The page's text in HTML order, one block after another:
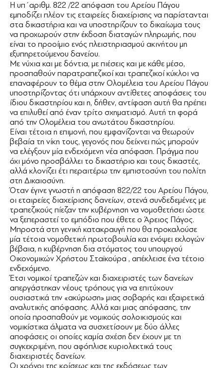
Η υπ΄αριθμ. 822 /22 απόφαση του Αρείου Πάγου
εμποδίζει πλέον τις εταιρείες διαχείρισης να παρίστανται
στα δικαστήρια και να υποστηρίζουν το δικαίωμα τους
να προχωρούν στην έκδοση διαταγών πληρωμής, που
είναι το προοίμιο ενός πλειστηριασμού ακινήτου μη
εξυπηρετούμενου δανείου.
Με νύχια και με δόντια, με πιέσεις και με κάθε μέσο,
προσπαθούν παρατραπεζικοί και τραπεζικοί κύκλοι να
επαναφέρουν το θέμα στην Ολομέλεια του Αρείου Πάγου
υποστηρίζοντας ότι υπάρχουν αντίθετες αποφάσεις του
ίδιου δικαστηρίου και η, δήθεν, αντίφαση αυτή θα πρέπει
να επιλυθεί από έναν τρίτο σχηματισμό. Αυτή τη φορά
από την Ολομέλεια του ανωτάτου δικαστηρίου.
Είναι τέτοια η επιμονή, που εμφανίζονται να θεωρούν
βεβαία τη νίκη τους, γεγονός που δείχνει πώς μπορούν
να ελέγξουν μία ενδεχόμενη νέα απόφαση. Πράγμα που
όχι μόνο προσβάλλει το δικαστήριο και τους δικαστές,
αλλά κλονίζει έτι περαιτέρω την εμπιστοσύνη του πολίτη
στη Δικαιοσύνη.
Όταν έγινε γνωστή η απόφαση 822/22 του Αρείου Πάγου,
οι εταιρείες διαχείρισης δανείων, στενά συνδεδεμένες με
τραπεζικούς πίεζαν την κυβέρνηση να νομοθετήσει ώστε
να ξεπεραστεί το εμπόδιο που έθετε ο Άρειος Πάγος.
Μπροστά στη γενική κατακραυγή που θα προκαλούσε
μία τέτοια νομοθετική πρωτοβουλία και ενόψει εκλογών
βέβαια, η κυβέρνηση δια στόματος του υπουργού
Οικονομικών Χρήστου Σταϊκούρα , απέκλεισε ένα τέτοιο
ενδεχόμενο.
Έτσι νομικοί τραπεζών και διαχειριστές των δανείων
απεργάστηκαν νέους τρόπους για να επιτύχουν
ουσιαστικά την «ακύρωση» μιας σοβαρής και εξαιρετικά
αναλυτικής απόφασης. Αλλά και μιας απόφασης, την
οποία προσπαθούν με νομικούς σολοικισμούς και
νομικίστικα άλματα να συσχετίσουν με δύο άλλες
αποφάσεις οι οποίες καμία σχέση δεν έχουν με τη
συγκεκριμένη, που αφόπλισε κυριολεκτικά τους
διαχειριστές δανείων.
Οι χρόνοι της κρίσεως και της εκδόσεως των